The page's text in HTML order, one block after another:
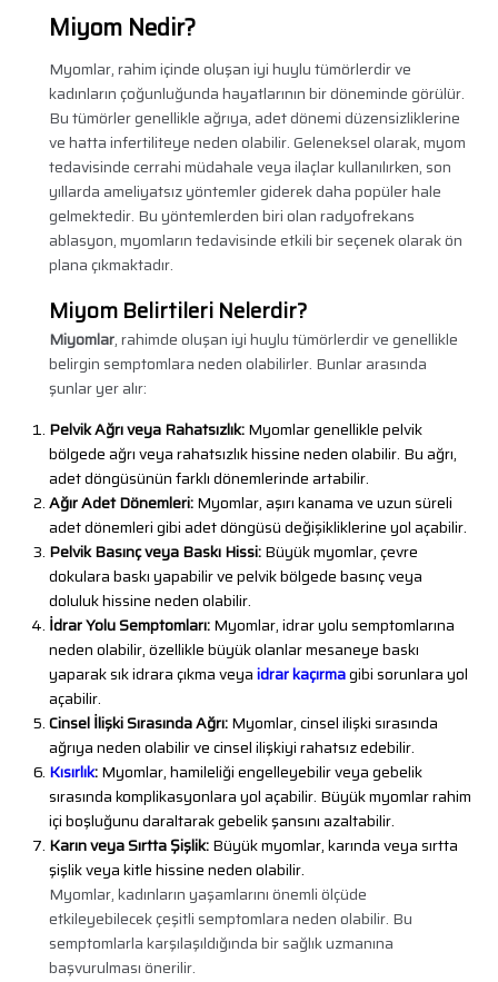
Miyom Nedir?
Myomlar, rahim içinde oluşan iyi huylu tümörlerdir ve
kadınların çoğunluğunda hayatlarının bir döneminde görülür.
Bu tümörler genellikle ağrıya, adet dönemi düzensizliklerine
ve hatta infertiliteye neden olabilir. Geleneksel olarak, myom
tedavisinde cerrahi müdahale veya ilaçlar kullanılırken, son
yıllarda ameliyatsız yöntemler giderek daha popüler hale
gelmektedir. Bu yöntemlerden biri olan radyofrekans
ablasyon, myomların tedavisinde etkili bir seçenek olarak ön
plana çıkmaktadır.
Miyom Belirtileri Nelerdir?
Miyomlar, rahimde oluşan iyi huylu tümörlerdir ve genellikle
belirgin semptomlara neden olabilirler. Bunlar arasında
şunlar yer alır:
Pelvik Ağrı veya Rahatsızlık:Myomlar genellikle pelvik
bölgede ağrı veya rahatsızlık hissine neden olabilir. Bu ağrı,
adet döngüsünün farklı dönemlerinde artabilir.
Ağır Adet Dönemleri:Myomlar, aşırı kanama ve uzun süreli
adet dönemleri gibi adet döngüsü değişikliklerine yol açabilir.
Pelvik Basınç veya Baskı Hissi:Büyük myomlar, çevre
dokulara baskı yapabilir ve pelvik bölgede basınç veya
doluluk hissine neden olabilir.
İdrar Yolu Semptomları:Myomlar, idrar yolu semptomlarına
neden olabilir, özellikle büyük olanlar mesaneye baskı
yaparak sık idrara çıkma veyaidrar kaçırmagibi sorunlara yol
açabilir.
Cinsel İlişki Sırasında Ağrı:Myomlar, cinsel ilişki sırasında
ağrıya neden olabilir ve cinsel ilişkiyi rahatsız edebilir.
Kısırlık:Myomlar, hamileliği engelleyebilir veya gebelik
sırasında komplikasyonlara yol açabilir. Büyük myomlar rahim
içi boşluğunu daraltarak gebelik şansını azaltabilir.
Karın veya Sırtta Şişlik:Büyük myomlar, karında veya sırtta
şişlik veya kitle hissine neden olabilir.
Myomlar, kadınların yaşamlarını önemli ölçüde
etkileyebilecek çeşitli semptomlara neden olabilir. Bu
semptomlarla karşılaşıldığında bir sağlık uzmanına
başvurulması önerilir.